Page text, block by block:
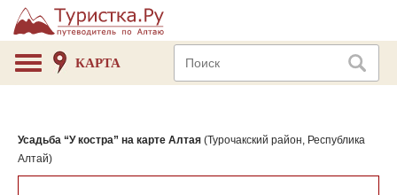
КАРТА
Усадьба “У костра” на карте Алтая (Турочакский район, Республика
Алтай)